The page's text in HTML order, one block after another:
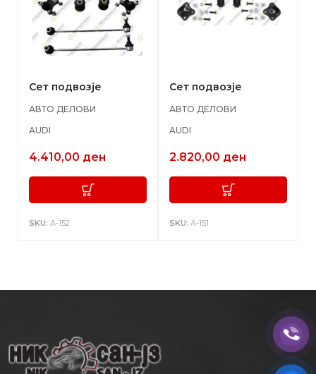
Сет подвозје
АВТО ДЕЛОВИ
AUDI
4.410,00 ден
SKU: A-152
Сет подвозје
АВТО ДЕЛОВИ
AUDI
2.820,00 ден
SKU: A-151